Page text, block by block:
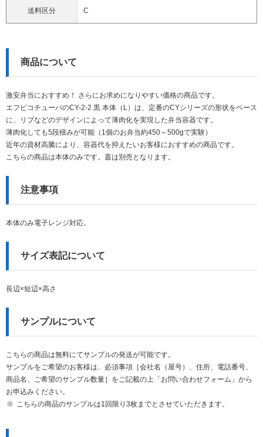
送料区分 C
商品について
激安弁当におすすめ！ さらにお求めになりやすい価格の商品です。
エフピコチューパのCY-2-2 黒 本体（L）は、定番のCYシリーズの形状をベース
に、リブなどのデザインによって薄肉化を実現した弁当容器です。
薄肉化しても5段積みが可能（1個のお弁当約450～500gで実験）
近年の資材高騰により、容器代を抑えたいお客様におすすめの商品です。
こちらの商品は本体のみです。蓋は別売となります。
注意事項
本体のみ電子レンジ対応。
サイズ表記について
長辺×短辺×高さ
サンプルについて
こちらの商品は無料にてサンプルの発送が可能です。
サンプルをご希望のお客様は、必須事項［会社名（屋号）、住所、電話番号、
商品名、ご希望のサンプル数量］をご記載の上「お問い合わせフォーム」から
お申込みください。
こちらの商品のサンプルは1回限り3枚までとさせていただきます。